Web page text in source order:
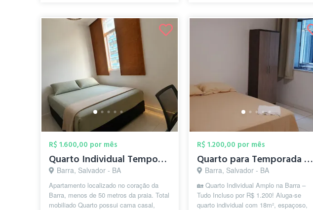
R$ 1.600,00 por mês
Quarto Individual Temporada. Barra
Barra, Salvador - BA
Apartamento localizado no coração da
Barra, menos de 50 metros da praia. Total
mobiliado Quarto possui cama casal,
R$ 1.200,00 por mês
Quarto para Temporada na Barra
Barra, Salvador - BA
🏡 Quarto Individual Amplo na Barra –
Tudo Incluso por R$ 1.200! Aluga-se
quarto individual com 18m², espaçoso,